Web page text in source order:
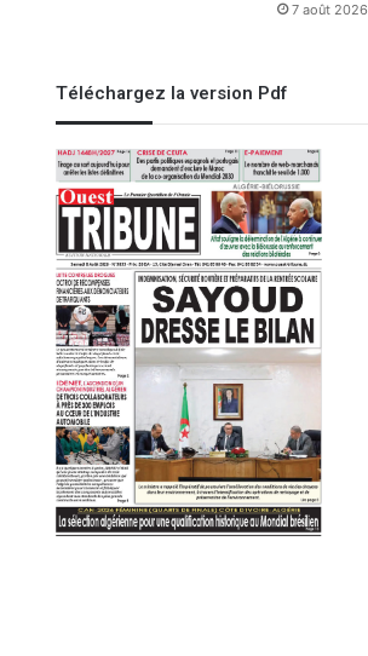
7 août 2026
Téléchargez la version Pdf